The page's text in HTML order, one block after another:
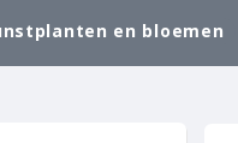
en bloemen